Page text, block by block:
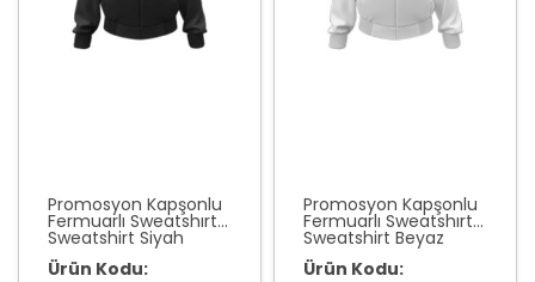
Promosyon Kapşonlu
Fermuarlı Sweatshırt
Sweatshirt Siyah
Ürün Kodu:
Promosyon Kapşonlu
Fermuarlı Sweatshırt
Sweatshirt Beyaz
Ürün Kodu: